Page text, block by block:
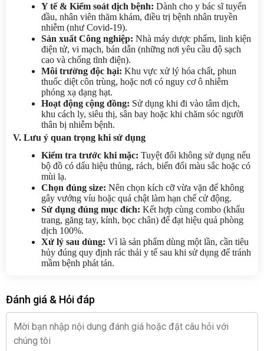
Y tế & Kiểm soát dịch bệnh: Dành cho y bác sĩ tuyến
đầu, nhân viên thăm khám, điều trị bệnh nhân truyền
nhiễm (như Covid-19).
Sản xuất Công nghiệp: Nhà máy dược phẩm, linh kiện
điện tử, vi mạch, bán dẫn (những nơi yêu cầu độ sạch
cao và chống tĩnh điện).
Môi trường độc hại: Khu vực xử lý hóa chất, phun
thuốc diệt côn trùng, hoặc nơi có nguy cơ ô nhiễm
phóng xạ dạng hạt.
Hoạt động cộng đồng: Sử dụng khi đi vào tâm dịch,
khu cách ly, siêu thị, sân bay hoặc khi chăm sóc người
thân bị nhiễm bệnh.
V. Lưu ý quan trọng khi sử dụng
Kiểm tra trước khi mặc: Tuyệt đối không sử dụng nếu
bộ đồ có dấu hiệu thủng, rách, biến đổi màu sắc hoặc có
mùi lạ.
Chọn đúng size: Nên chọn kích cỡ vừa vặn để không
gây vướng víu hoặc quá chật làm hạn chế cử động.
Sử dụng đúng mục đích: Kết hợp cùng combo (khẩu
trang, găng tay, kính, bọc chân) để đạt hiệu quả phòng
dịch 100%.
Xử lý sau dùng: Vì là sản phẩm dùng một lần, cần tiêu
hủy đúng quy định rác thải y tế sau khi sử dụng để tránh
mầm bệnh phát tán.
Đánh giá & Hỏi đáp